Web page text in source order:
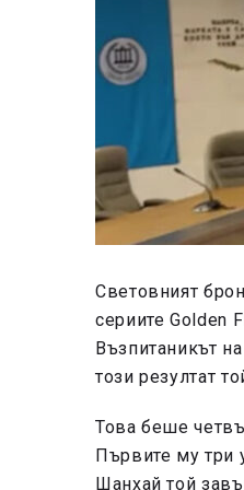
Световният
сериите Golden
Възпитаникът
този резултат
Това беше
Първите му три
Шанхай той